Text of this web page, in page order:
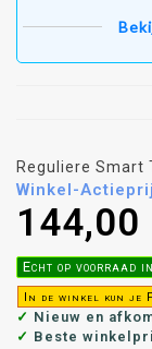
Reguliere Smart
Winkel-
144,00
Echt op voorraad
In de winkel kun je
✓ Nieuw en
✓ Beste